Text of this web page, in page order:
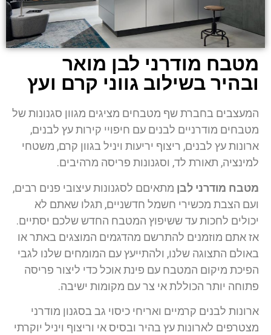
מטבח מודרני לבן מואר
ובהיר בשילוב גווני קרם ועץ
המעצבים בחברת שף מטבחים מציגים מגוון סגנונות של
מטבחים מודרניים לבנים עם חיפויי קירות עץ לבנים,
ארונות עץ לבנים, ריצוף יריעות ויניל בגוון קרם, משטחי
למינציה, תאורת לד, וסגנונות פריסה מרהיבים.
מטבח מודרני לבן מתאיםם לסגנונות עיצובי פנים רבים,
ועם הצבת מכשירי חשמל חדשניים, תגלו שאתם לא
יכולים לחכות עד ששיפוץ המטבח החדש שלכם יסתיים.
אז אתם מוזמנים להתרשם מהדגמים המוצגים באתר או
באולם התצוגה שלנו, ולהתייעץ עם המומחים שלנו לגבי
הפיכת מיקום המטבח עם פינת אוכל כדי ליצור פריסה
פתוחה יותר הכוללת אי צר עם מקומות ישיבה.
ארונות לבנים קרמיים ואריחי כיסוי גב בסגנון מודרני
מצטרפים לארונות עץ בהיר ובסיס אי וריצוף ויניל יוקרתי